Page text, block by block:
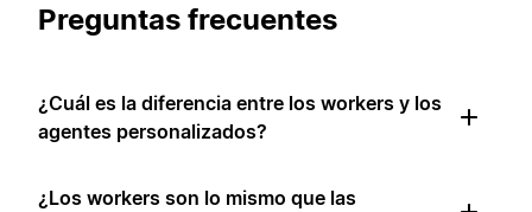
Preguntas frecuentes
¿Cuál es la diferencia entre los workers y los
agentes personalizados?
¿Los workers son lo mismo que las